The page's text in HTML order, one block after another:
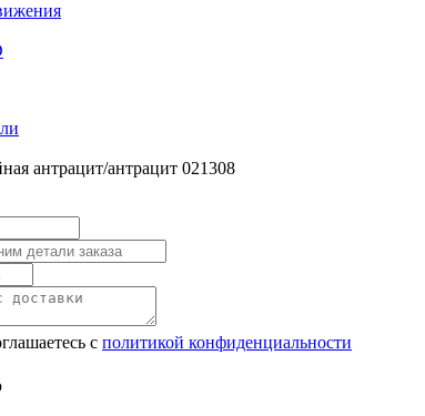
антрацит/антрацит 021308
с политикой конфиденциальности